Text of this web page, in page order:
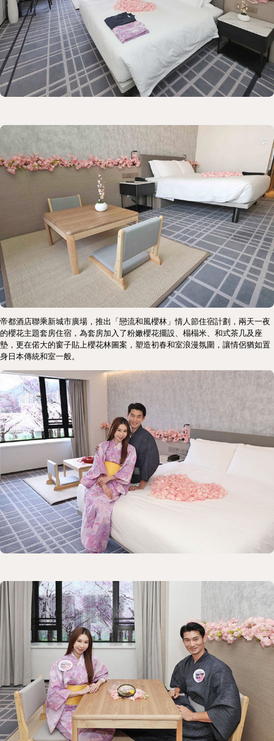
帝都酒店聯乘新城市廣場，推出「戀流和風櫻林」情人節住宿計劃，兩天一夜
的櫻花主題套房住宿，為套房加入了粉嫩櫻花擺設、榻榻米、和式茶几及座
墊，更在偌大的窗子貼上櫻花林圖案，塑造初春和室浪漫氛圍，讓情侶猶如置
身日本傳統和室一般。